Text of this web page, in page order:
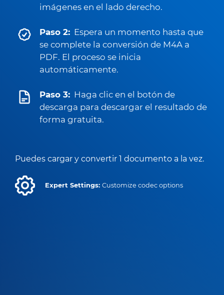
imágenes en el lado derecho.
Paso 2: Espera un momento hasta que
se complete la conversión de M4A a
PDF. El proceso se inicia
automáticamente.
Paso 3: Haga clic en el botón de
descarga para descargar el resultado de
forma gratuita.
Puedes cargar y convertir 1 documento a la vez.
Expert Settings: Customize codec options